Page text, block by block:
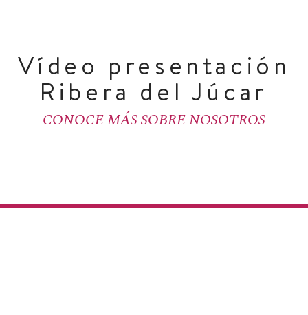
Vídeo presentación
Ribera del Júcar
CONOCE MÁS SOBRE NOSOTROS